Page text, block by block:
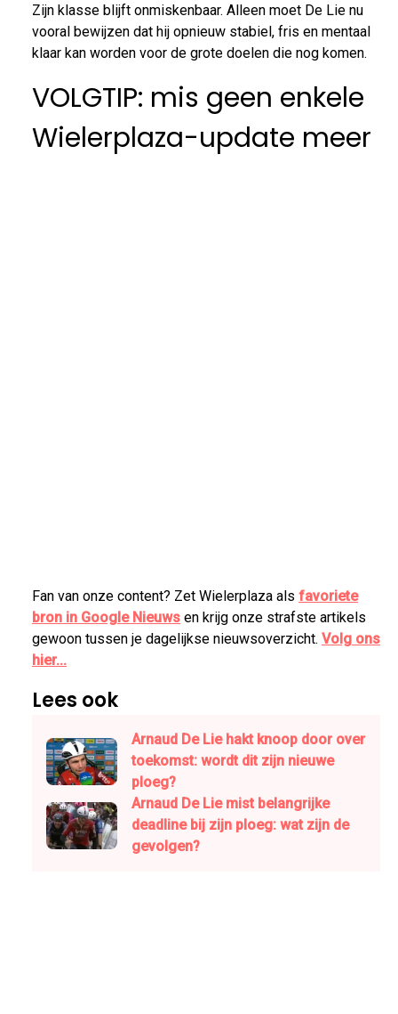
Zijn klasse blijft onmiskenbaar. Alleen moet De Lie nu
vooral bewijzen dat hij opnieuw stabiel, fris en mentaal
klaar kan worden voor de grote doelen die nog komen.
VOLGTIP: mis geen enkele
Wielerplaza-update meer
Fan van onze content? Zet Wielerplaza als favoriete
bron in Google Nieuws en krijg onze strafste artikels
gewoon tussen je dagelijkse nieuwsoverzicht. Volg ons
hier...
Lees ook
Arnaud De Lie hakt knoop door over
toekomst: wordt dit zijn nieuwe
ploeg?
Arnaud De Lie mist belangrijke
deadline bij zijn ploeg: wat zijn de
gevolgen?